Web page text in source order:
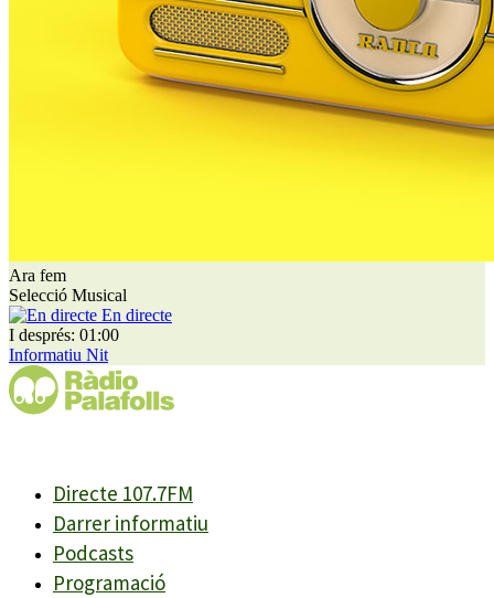
Ara fem
Selecció Musical
En directe
I després: 01:00
Informatiu Nit
Directe 107.7FM
Darrer informatiu
Podcasts
Programació